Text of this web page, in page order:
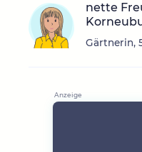
nette
Gärtnerin,